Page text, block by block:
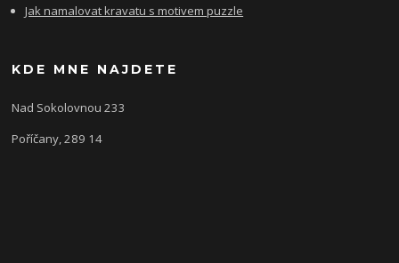
Jak namalovat kravatu s motivem puzzle
KDE MNE NAJDETE
Nad Sokolovnou 233
Poříčany, 289 14